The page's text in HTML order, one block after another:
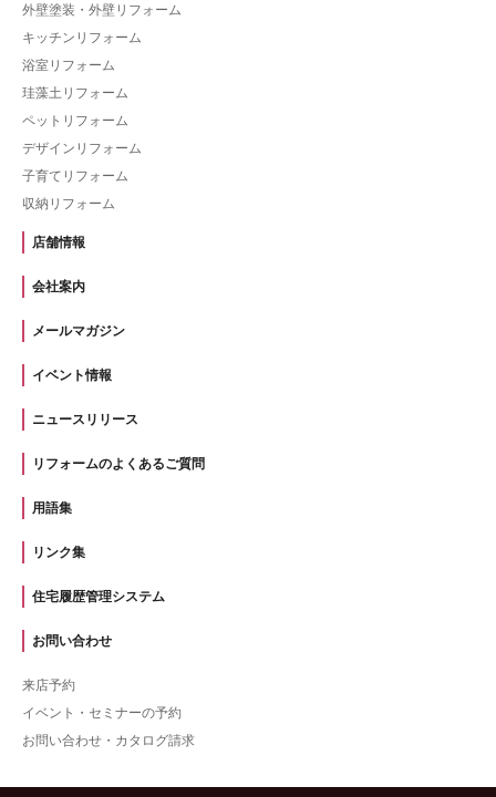
外壁塗装・外壁リフォーム
キッチンリフォーム
浴室リフォーム
珪藻土リフォーム
ペットリフォーム
デザインリフォーム
子育てリフォーム
収納リフォーム
店舗情報
会社案内
メールマガジン
イベント情報
ニュースリリース
リフォームのよくあるご質問
用語集
リンク集
住宅履歴管理システム
お問い合わせ
来店予約
イベント・セミナーの予約
お問い合わせ・カタログ請求